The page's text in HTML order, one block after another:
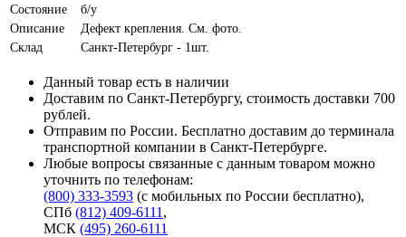
Состояние
б/у
Описание
Дефект крепления. См. фото.
Склад
Санкт-Петербург - 1шт.
Данный товар есть в наличии
Доставим по Санкт-Петербургу, стоимость доставки 700
рублей.
Отправим по России. Бесплатно доставим до терминала
транспортной компании в Санкт-Петербурге.
Любые вопросы связанные с данным товаром можно
уточнить по телефонам:
(800) 333-3593 (с мобильных по России бесплатно),
СПб (812) 409-6111 ,
МСК (495) 260-6111